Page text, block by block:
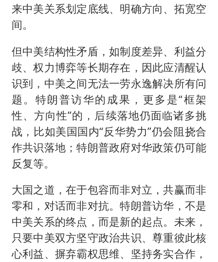
来中美关系划定底线、明确方向、拓宽空
间。
但中美结构性矛盾，如制度差异、利益分
歧、权力博弈等长期存在，因此应清醒认
识到，中美之间无法一劳永逸解决所有问
题。特朗普访华的成果，更多是“框架
性、方向性”的，后续落地仍面临诸多挑
战，比如美国国内“反华势力”仍会阻挠合
作共识落地；特朗普政府对华政策仍可能
反复等。
大国之道，在于包容而非对立，共赢而非
零和，对话而非对抗。特朗普访华，不是
中美关系的终点，而是新的起点。未来，
只要中美双方坚守政治共识、尊重彼此核
心利益、摒弃霸权思维、坚持务实合作，